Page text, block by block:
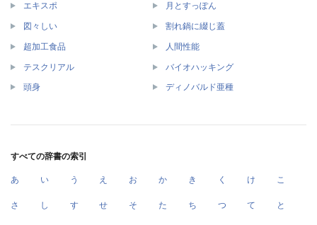
エキスポ 月とすっぽん
図々しい 割れ鍋に綴じ蓋
超加工食品 人間性能
テスクリアル バイオハッキング
頭身 ディノバルド亜種
すべての辞書の索引
あ い う え お か き く け こ
さ し す せ そ た ち つ て と